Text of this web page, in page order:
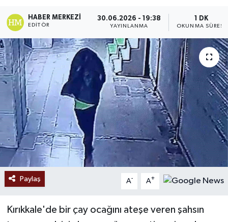
HABER MERKEZI
EDITÖR
30.06.2026 - 19:38
YAYINLANMA
1 DK
OKUNMA SÜRESI
Paylaş A- A+
Kırıkkale'de bir çay ocağını ateşe veren şahsın